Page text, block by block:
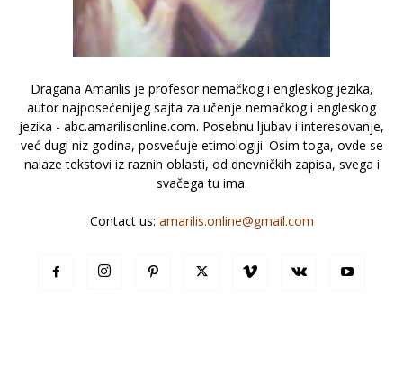
Dragana Amarilis je profesor nemačkog i engleskog jezika,
autor najposećenijeg sajta za učenje nemačkog i engleskog
jezika - abc.amarilisonline.com. Posebnu ljubav i interesovanje,
već dugi niz godina, posvećuje etimologiji. Osim toga, ovde se
nalaze tekstovi iz raznih oblasti, od dnevničkih zapisa, svega i
svačega tu ima.
Contact us: amarilis.online@gmail.com